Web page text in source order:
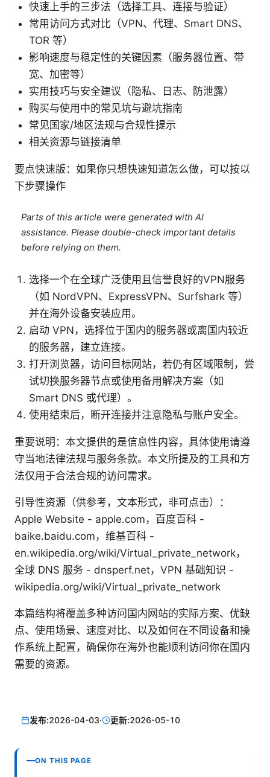
快速上手的三步法（选择工具、连接与验证）
常用访问方式对比（VPN、代理、Smart DNS、
TOR 等）
影响速度与稳定性的关键因素（服务器位置、带
宽、加密等）
实用技巧与安全建议（隐私、日志、防泄露）
购买与使用中的常见坑与避坑指南
常见国家/地区法规与合规性提示
相关资源与链接清单
要点快速版：如果你只想快速知道怎么做，可以按以
下步骤操作
Parts of this article were generated with AI
assistance. Please double-check important details
before relying on them.
选择一个在全球广泛使用且信誉良好的VPN服务
（如 NordVPN、ExpressVPN、Surfshark 等）
并在海外设备安装应用。
启动 VPN，选择位于国内的服务器或离国内较近
的服务器，建立连接。
打开浏览器，访问目标网站，若仍有区域限制，尝
试切换服务器节点或使用备用解决方案（如
Smart DNS 或代理）。
使用结束后，断开连接并注意隐私与账户安全。
重要说明：本文提供的是信息性内容，具体使用请遵
守当地法律法规与服务条款。本文所提及的工具和方
法仅用于合法合规的访问需求。
引导性资源（供参考，文本形式，非可点击）：
Apple Website - apple.com，百度百科 -
baike.baidu.com，维基百科 -
en.wikipedia.org/wiki/Virtual_private_network，
全球 DNS 服务 - dnsperf.net，VPN 基础知识 -
wikipedia.org/wiki/Virtual_private_network
本篇结构将覆盖多种访问国内网站的实际方案、优缺
点、使用场景、速度对比、以及如何在不同设备和操
作系统上配置，确保你在海外也能顺利访问你在国内
需要的资源。
发布:2026-04-03· 更新:2026-05-10
ON THIS PAGE